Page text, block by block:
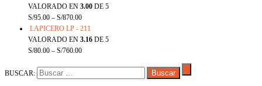
VALORADO EN 3.00 DE 5
S/95.00 – S/870.00
LAPICERO LP - 211
VALORADO EN 3.16 DE 5
S/80.00 – S/760.00
BUSCAR: